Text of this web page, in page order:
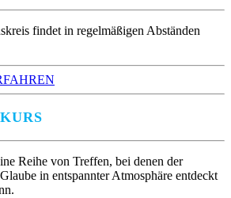
findet in regelmäßigen Abständen
Reihe von Treffen, bei denen der
in entspannter Atmosphäre entdeckt